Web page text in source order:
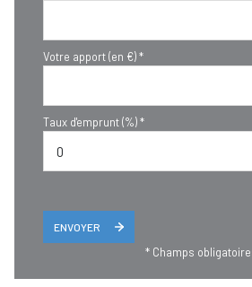
Votre apport (en €) *
Taux d'emprunt (%) *
ENVOYER
* Champs